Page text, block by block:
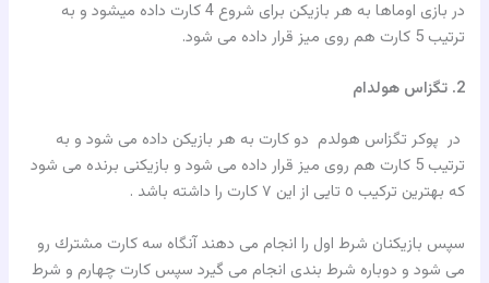
در بازی اوماها به هر بازیکن برای شروع 4 کارت داده میشود و به
ترتيب 5 كارت هم روى ميز قرار داده مى شود.
2. تگزاس هولدام
در پوكر تگزاس هولدم دو كارت به هر بازيكن داده مى شود و به
ترتيب 5 كارت هم روى ميز قرار داده مى شود و بازيكنى برنده مى شود
كه بهترين تركيب ٥ تايى از اين ٧ كارت را داشته باشد .
سپس بازيكنان شرط اول را انجام مى دهند آنگاه سه كارت مشترك رو
مى شود و دوباره شرط بندى انجام مى گيرد سپس كارت چهارم و شرط